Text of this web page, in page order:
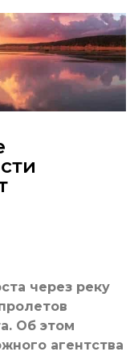
через реку
Об этом
агентства